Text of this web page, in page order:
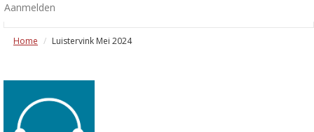
Aanmelden
Home Luistervink Mei 2024